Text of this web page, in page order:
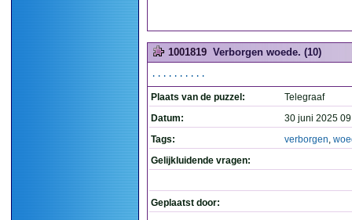
1001819 Verborgen woede. (10)
..........
Plaats van de puzzel:
Telegraaf
Datum:
30 juni 2025
Tags:
verborgen,
Gelijkluidende vragen:
Geplaatst door: